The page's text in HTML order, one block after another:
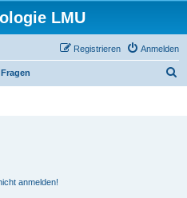
LMU
Anmelden
Registrieren
anmelden!